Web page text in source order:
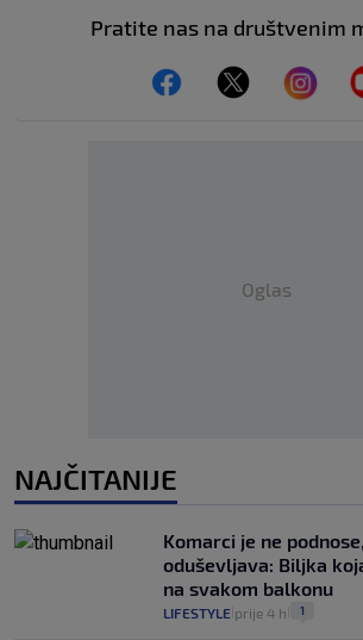
Pratite nas na društvenim
Oglas
NAJČITANIJE
Komarci je ne
oduševljava: Biljka
na svakom balkonu
LIFESTYLE prije 4 h 1